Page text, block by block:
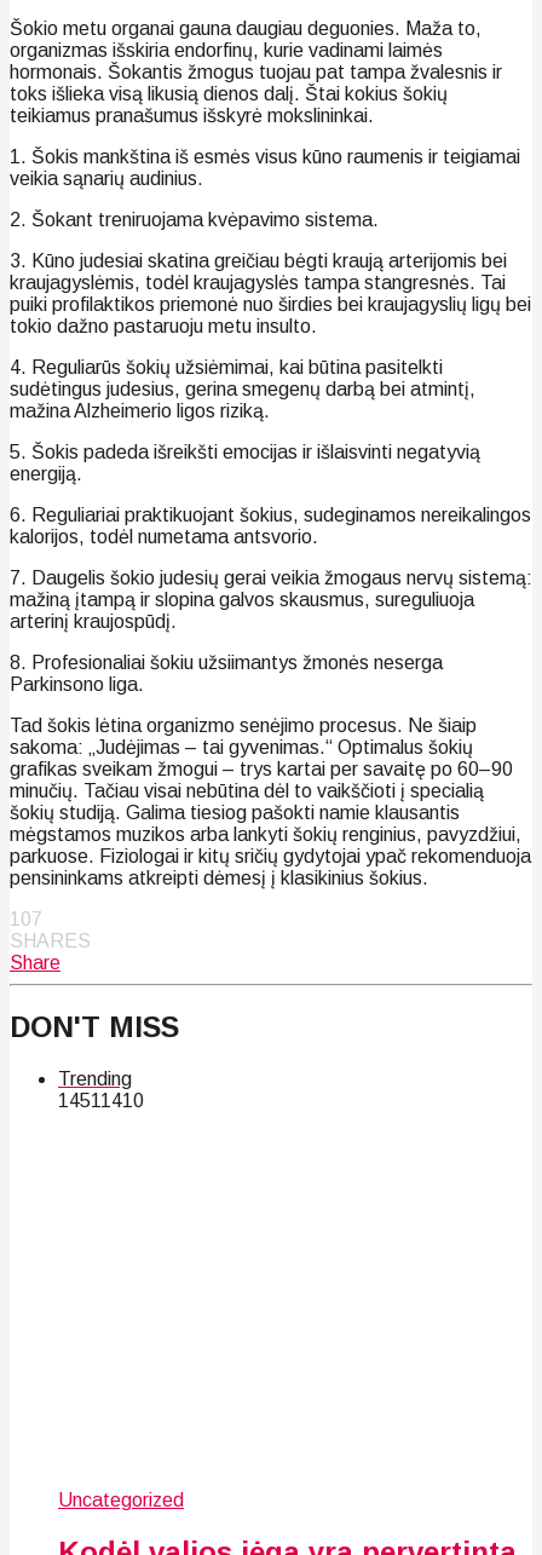
Šokio metu organai gauna daugiau deguonies. Maža to,
organizmas išskiria endorfinų, kurie vadinami laimės
hormonais. Šokantis žmogus tuojau pat tampa žvalesnis ir
toks išlieka visą likusią dienos dalį. Štai kokius šokių
teikiamus pranašumus išskyrė mokslininkai.
1. Šokis mankština iš esmės visus kūno raumenis ir teigiamai
veikia sąnarių audinius.
2. Šokant treniruojama kvėpavimo sistema.
3. Kūno judesiai skatina greičiau bėgti kraują arterijomis bei
kraujagyslėmis, todėl kraujagyslės tampa stangresnės. Tai
puiki profilaktikos priemonė nuo širdies bei kraujagyslių ligų bei
tokio dažno pastaruoju metu insulto.
4. Reguliarūs šokių užsiėmimai, kai būtina pasitelkti
sudėtingus judesius, gerina smegenų darbą bei atmintį,
mažina Alzheimerio ligos riziką.
5. Šokis padeda išreikšti emocijas ir išlaisvinti negatyvią
energiją.
6. Reguliariai praktikuojant šokius, sudeginamos nereikalingos
kalorijos, todėl numetama antsvorio.
7. Daugelis šokio judesių gerai veikia žmogaus nervų sistemą:
mažiną įtampą ir slopina galvos skausmus, sureguliuoja
arterinį kraujospūdį.
8. Profesionaliai šokiu užsiimantys žmonės neserga
Parkinsono liga.
Tad šokis lėtina organizmo senėjimo procesus. Ne šiaip
sakoma: „Judėjimas – tai gyvenimas.“ Optimalus šokių
grafikas sveikam žmogui – trys kartai per savaitę po 60–90
minučių. Tačiau visai nebūtina dėl to vaikščioti į specialią
šokių studiją. Galima tiesiog pašokti namie klausantis
mėgstamos muzikos arba lankyti šokių renginius, pavyzdžiui,
parkuose. Fiziologai ir kitų sričių gydytojai ypač rekomenduoja
pensininkams atkreipti dėmesį į klasikinius šokius.
107
SHARES
Share
DON'T MISS
Trending
14511410
Uncategorized